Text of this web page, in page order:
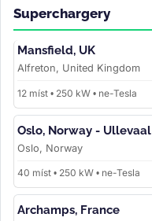
Superchargery
Mansfield, UK
Alfreton, United Kingdom
12 míst • 250 kW • ne-Tesla
Oslo, Norway - Ullevaal
Oslo, Norway
40 míst • 250 kW • ne-Tesla
Archamps, France